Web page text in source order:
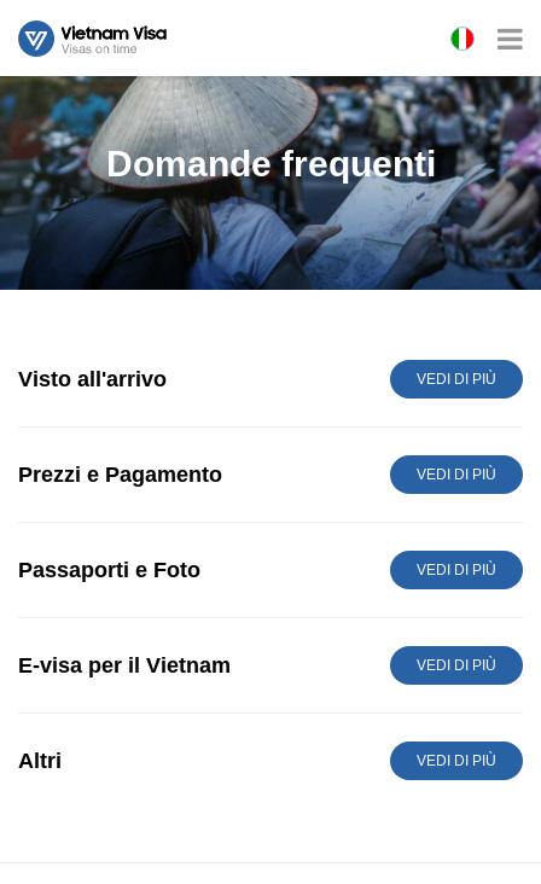
Domande frequenti
Visto all'arrivo VEDI DI PIÙ
Prezzi e Pagamento VEDI DI PIÙ
Passaporti e Foto VEDI DI PIÙ
E-visa per il Vietnam VEDI DI PIÙ
Altri VEDI DI PIÙ